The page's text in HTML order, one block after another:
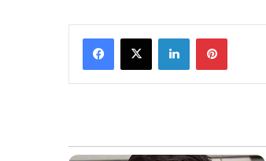
Facebook
X LinkedInPinterest